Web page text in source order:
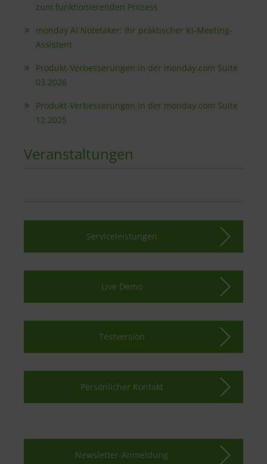
zum funktionierenden Prozess
monday AI Notetaker: Ihr praktischer KI-Meeting-
Assistent
Produkt-Verbesserungen in der monday.com Suite
03.2026
Produkt-Verbesserungen in der monday.com Suite
12.2025
Veranstaltungen
Serviceleistungen
Live Demo
Testversion
Persönlicher Kontakt
Newsletter-Anmeldung